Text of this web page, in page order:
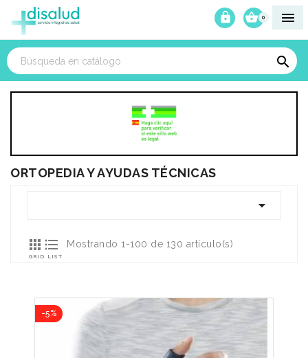

0



ORTOPEDIA Y AYUDAS TÉCNICAS


GRID

LIST
Mostrando 1-100 de 130 artículo(s)
-5%